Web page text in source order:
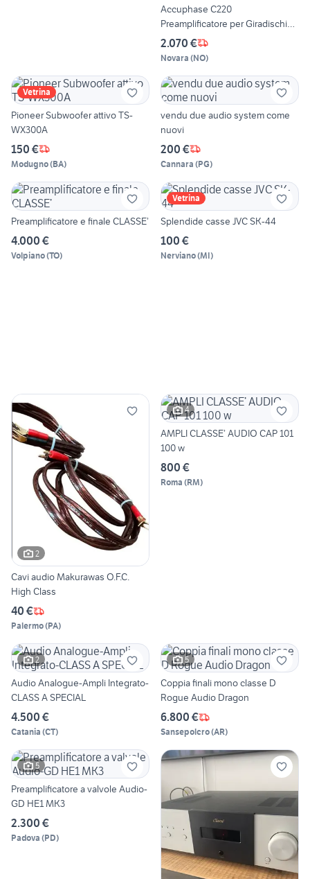
Accuphase C220
Preamplificatore per Giradischi
TOP
2.070 €
Novara (NO)
Vetrina
Pioneer Subwoofer attivo TS-
WX300A
150 €
Modugno(BA)
vendu due audio system come
nuovi
200 €
Cannara (PG)
Preamplificatore e finale CLASSE’
4.000 €
Volpiano(TO)
Vetrina
Splendide casse JVC SK-44
100 €
Nerviano(MI)
2
Cavi audio Makurawas O.F.C.
High Class
40 €
Palermo(PA)
4
AMPLI CLASSE’ AUDIO CAP 101
100 w
800 €
Roma (RM)
2
Audio Analogue-Ampli Integrato-
CLASS A SPECIAL
4.500 €
Catania (CT)
5
Coppia finali mono classe D
Rogue Audio Dragon
6.800 €
Sansepolcro(AR)
5
Preamplificatore a valvole Audio-
GD HE1 MK3
2.300 €
Padova (PD)